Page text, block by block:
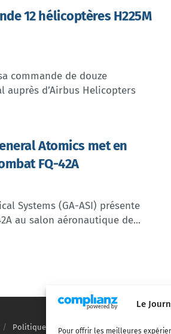
Le
Pour offrir les meilleures
12 hélicoptères H225M
commande de douze
auprès d’Airbus Helicopters
Atomics met en
FQ-42A
Systems (GA-ASI) présente
au salon aéronautique de...
Politique de confidentialité